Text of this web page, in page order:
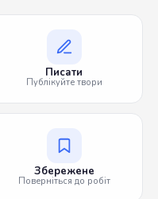
Писати
Публікуйте твори
Збережене
Поверніться до робіт